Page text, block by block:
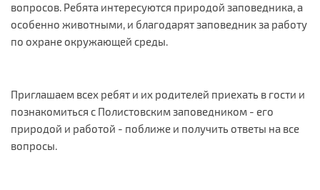
вопросов. Ребята интересуются природой заповедника, а
особенно животными, и благодарят заповедник за работу
по охране окружающей среды.
Приглашаем всех ребят и их родителей приехать в гости и
познакомиться с Полистовским заповедником - его
природой и работой - поближе и получить ответы на все
вопросы.